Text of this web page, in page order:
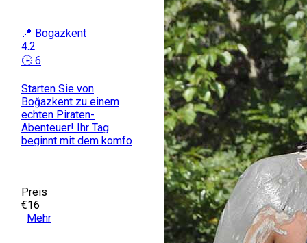
📍 Bogazkent
4.2
🕒 6
Starten Sie von
Boğazkent zu einem
echten Piraten-
Abenteuer! Ihr Tag
beginnt mit dem komfo
Preis
€16
Mehr